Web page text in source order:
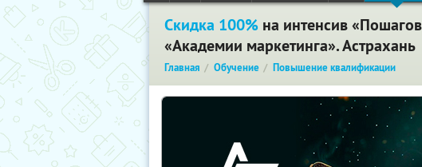
Скидка 100% на интенсив
«Академии маркетинга». Астрахань
Главная Обучение Повышение квалификации